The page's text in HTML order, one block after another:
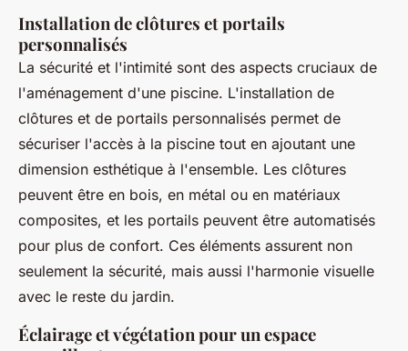
Installation de clôtures et portails
personnalisés
La sécurité et l'intimité sont des aspects cruciaux de
l'aménagement d'une piscine. L'installation de
clôtures et de portails personnalisés permet de
sécuriser l'accès à la piscine tout en ajoutant une
dimension esthétique à l'ensemble. Les clôtures
peuvent être en bois, en métal ou en matériaux
composites, et les portails peuvent être automatisés
pour plus de confort. Ces éléments assurent non
seulement la sécurité, mais aussi l'harmonie visuelle
avec le reste du jardin.
Éclairage et végétation pour un espace